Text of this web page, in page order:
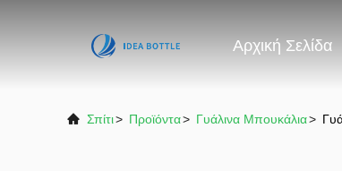
Αρχική Σελίδα
Σπίτι> Προϊόντα> Γυάλινα Μπουκάλια>